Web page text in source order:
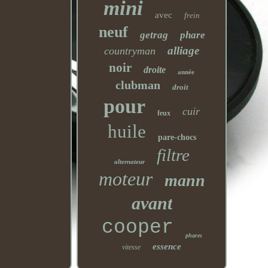
mini avec frein
neuf getrag phare
countryman alliage
noir droite année
clubman droit
pour feux cuir
huile pare-chocs
alternateur filtre
moteur mann
avant
cooper phares
vitesse essence